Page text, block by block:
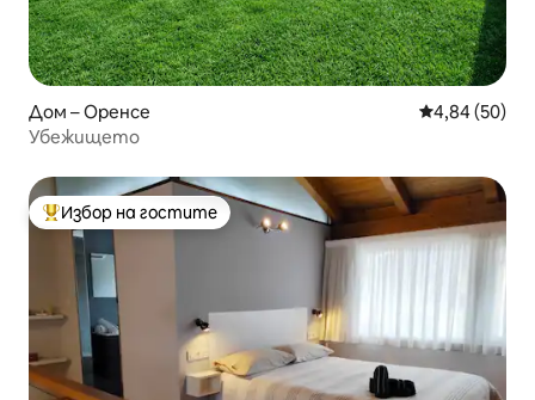
Дом – Оренсе Средна
4,84 (50)
Убежището
Най-популярен избор на гостите
Избор на гостите